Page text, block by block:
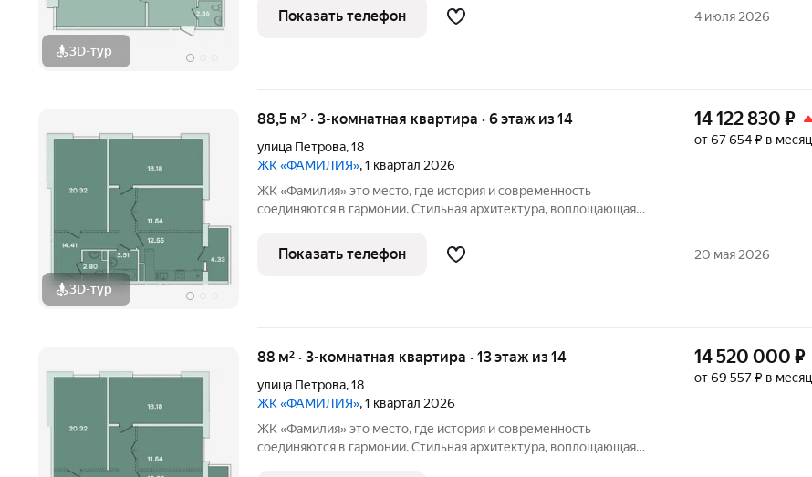
3D-тур
удобствами. Вокруг ЖК раскинулись улочки, хранящие в себе
воспоминания,
Показать телефон 4 июля 2026
3D-тур
88,5 м² · 3-комнатная квартира · 6 этаж из 14
улица Петрова,18
ЖК «ФАМИЛИЯ», 1 квартал 2026
ЖК «Фамилия» это место, где история и современность
соединяются в гармонии. Стильная архитектура, воплощающая
удобствами. Вокруг ЖК раскинулись улочки, хранящие в себе
воспоминания,
14 122 830 ₽
от 67 654 ₽ в месяц
Показать телефон 20 мая 2026
88 м² · 3-комнатная квартира · 13 этаж из 14
улица Петрова,18
ЖК «ФАМИЛИЯ», 1 квартал 2026
ЖК «Фамилия» это место, где история и современность
соединяются в гармонии. Стильная архитектура, воплощающая
14 520 000 ₽
от 69 557 ₽ в месяц